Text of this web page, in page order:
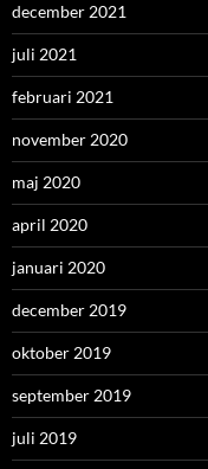
december 2021
juli 2021
februari 2021
november 2020
maj 2020
april 2020
januari 2020
december 2019
oktober 2019
september 2019
juli 2019